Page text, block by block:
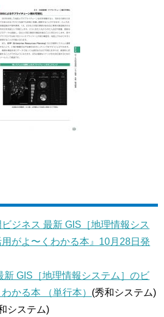
ジネス 最新 GIS［地理情報シス
がよ〜くわかる本』10月28日発
新 GIS［地理情報システム］のビ
かる本 （単行本） (秀和システム)
システム)